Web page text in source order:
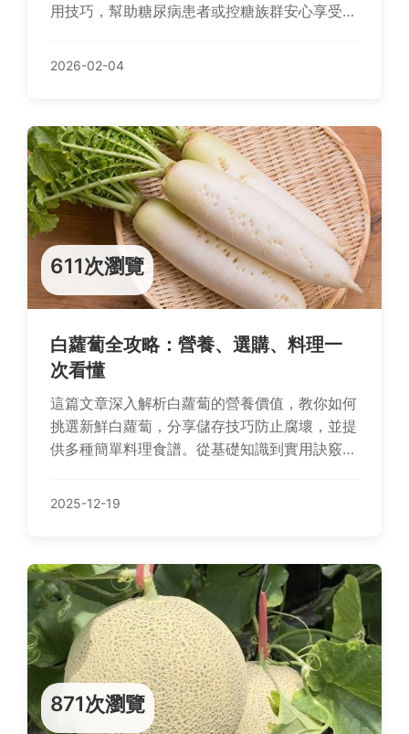
用技巧，幫助糖尿病患者或控糖族群安心享受這
2026-02-04
611次瀏覽
白蘿蔔全攻略：營養、選購、料理一
次看懂
這篇文章深入解析白蘿蔔的營養價值，教你如何
挑選新鮮白蘿蔔，分享儲存技巧防止腐壞，並提
供多種簡單料理食譜。從基礎知識到實用訣竅，
康美味菜肴。無論是廚房新手還是老手，都能找
2025-12-19
871次瀏覽